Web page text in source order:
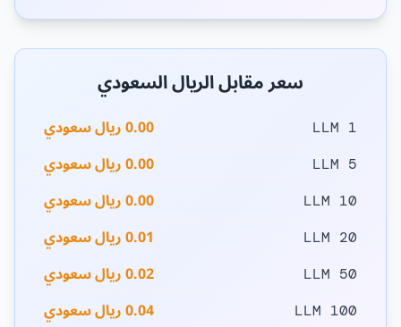
سعر مقابل الريال السعودي
1 LLM 0.00 ريال سعودي
5 LLM 0.00 ريال سعودي
10 LLM 0.00 ريال سعودي
20 LLM 0.01 ريال سعودي
50 LLM 0.02 ريال سعودي
100 LLM 0.04 ريال سعودي